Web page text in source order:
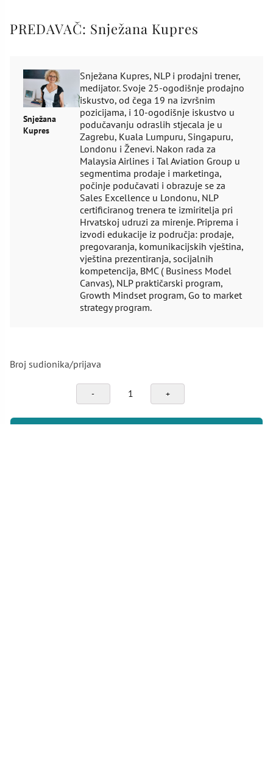
PREDAVAČ: Snježana Kupres
Snježana
Kupres
Snježana Kupres, NLP i prodajni trener,
medijator. Svoje 25-ogodišnje prodajno
iskustvo, od čega 19 na izvršnim
pozicijama, i 10-ogodišnje iskustvo u
podučavanju odraslih stjecala je u
Zagrebu, Kuala Lumpuru, Singapuru,
Londonu i Ženevi. Nakon rada za
Malaysia Airlines i Tal Aviation Group u
segmentima prodaje i marketinga,
počinje podučavati i obrazuje se za
Sales Excellence u Londonu, NLP
certificiranog trenera te izmiritelja pri
Hrvatskoj udruzi za mirenje. Priprema i
izvodi edukacije iz područja: prodaje,
pregovaranja, komunikacijskih vještina,
vještina prezentiranja, socijalnih
kompetencija, BMC ( Business Model
Canvas), NLP praktičarski program,
Growth Mindset program, Go to market
strategy program.
Broj sudionika/prijava
Verbalna
postavljanje